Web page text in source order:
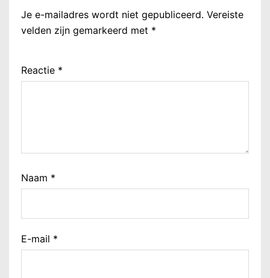
Je e-mailadres wordt niet gepubliceerd. Vereiste
velden zijn gemarkeerd met *
Reactie *
Naam *
E-mail *